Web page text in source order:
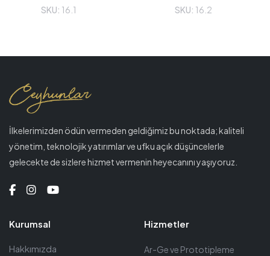
SKU: 16.1 SKU: 16.2
İlkelerimizden ödün vermeden geldiğimiz bu noktada; kaliteli
yönetim, teknolojik yatırımlar ve ufku açık düşüncelerle
gelecekte de sizlere hizmet vermenin heyecanını yaşıyoruz.
Kurumsal
Hakkımızda
Hizmetler
Ar-Ge ve Prototipleme